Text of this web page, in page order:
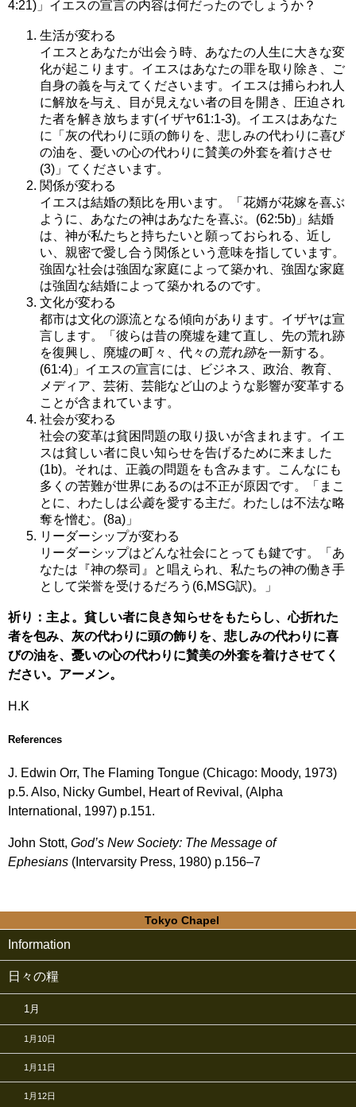
4:21)」イエスの宣言の内容は何だったのでしょうか？
生活が変わる
イエスとあなたが出会う時、あなたの人生に大きな変
化が起こります。イエスはあなたの罪を取り除き、ご
自身の義を与えてくださいます。イエスは捕らわれ人
に解放を与え、目が見えない者の目を開き、圧迫され
た者を解き放ちます(イザヤ61:1-3)。イエスはあなた
に「灰の代わりに頭の飾りを、悲しみの代わりに喜び
の油を、憂いの心の代わりに賛美の外套を着けさせ
(3)」てくださいます。
関係が変わる
イエスは結婚の類比を用います。「花婿が花嫁を喜ぶ
ように、あなたの神はあなたを喜ぶ。(62:5b)」結婚
は、神が私たちと持ちたいと願っておられる、近し
い、親密で愛し合う関係という意味を指しています。
強固な社会は強固な家庭によって築かれ、強固な家庭
は強固な結婚によって築かれるのです。
文化が変わる
都市は文化の源流となる傾向があります。イザヤは宣
言します。「彼らは昔の廃墟を建て直し、先の荒れ跡
を復興し、廃墟の町々、代々の荒れ跡を一新する。
(61:4)」イエスの宣言には、ビジネス、政治、教育、
メディア、芸術、芸能など山のような影響が変革する
ことが含まれています。
社会が変わる
社会の変革は貧困問題の取り扱いが含まれます。イエ
スは貧しい者に良い知らせを告げるために来ました
(1b)。それは、正義の問題をも含みます。こんなにも
多くの苦難が世界にあるのは不正が原因です。「まこ
とに、わたしは公義を愛する主だ。わたしは不法な略
奪を憎む。(8a)」
リーダーシップが変わる
リーダーシップはどんな社会にとっても鍵です。「あ
なたは『神の祭司』と唱えられ、私たちの神の働き手
として栄誉を受けるだろう(6,MSG訳)。」
祈り：主よ。貧しい者に良き知らせをもたらし、心折れた
者を包み、灰の代わりに頭の飾りを、悲しみの代わりに喜
びの油を、憂いの心の代わりに賛美の外套を着けさせてく
ださい。アーメン。
H.K
References
J. Edwin Orr, The Flaming Tongue (Chicago: Moody, 1973)
p.5. Also, Nicky Gumbel, Heart of Revival, (Alpha
International, 1997) p.151.
John Stott, God’s New Society: The Message of
Ephesians (Intervarsity Press, 1980) p.156–7
Tokyo Chapel
Information
日々の糧
1月
1月10日
1月11日
1月12日